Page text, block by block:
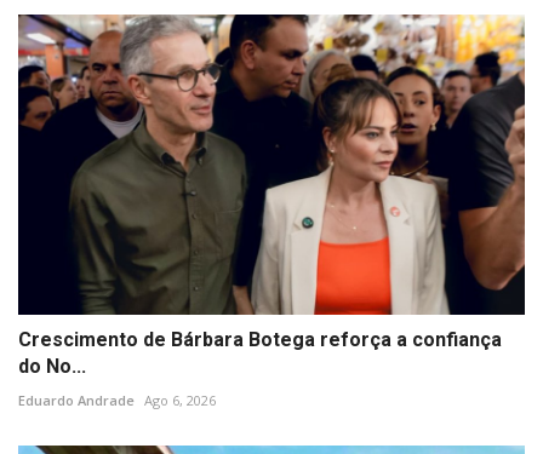
Crescimento de Bárbara Botega reforça a confiança
do No...
Eduardo Andrade Ago 6, 2026